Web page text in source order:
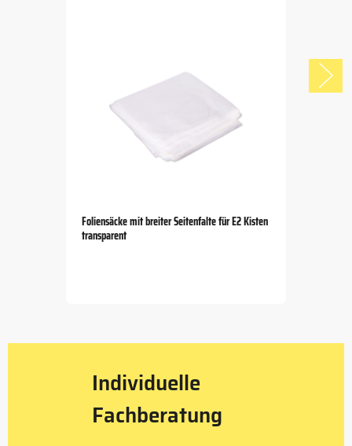
Foliensäcke mit breiter Seitenfalte für E2 Kisten
transparent
Individuelle
Fachberatung